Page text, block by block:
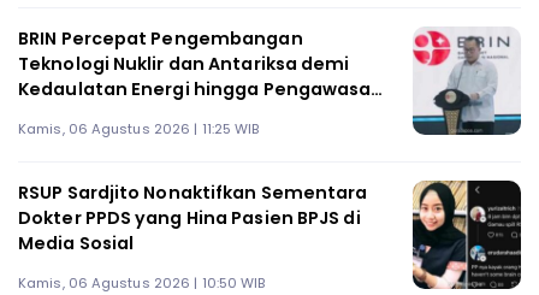
BRIN Percepat Pengembangan
Teknologi Nuklir dan Antariksa demi
Kedaulatan Energi hingga Pengawasan
Kamis, 06 Agustus 2026 | 11:25 WIB
RSUP Sardjito Nonaktifkan Sementara
Dokter PPDS yang Hina Pasien BPJS di
Media Sosial
Kamis, 06 Agustus 2026 | 10:50 WIB